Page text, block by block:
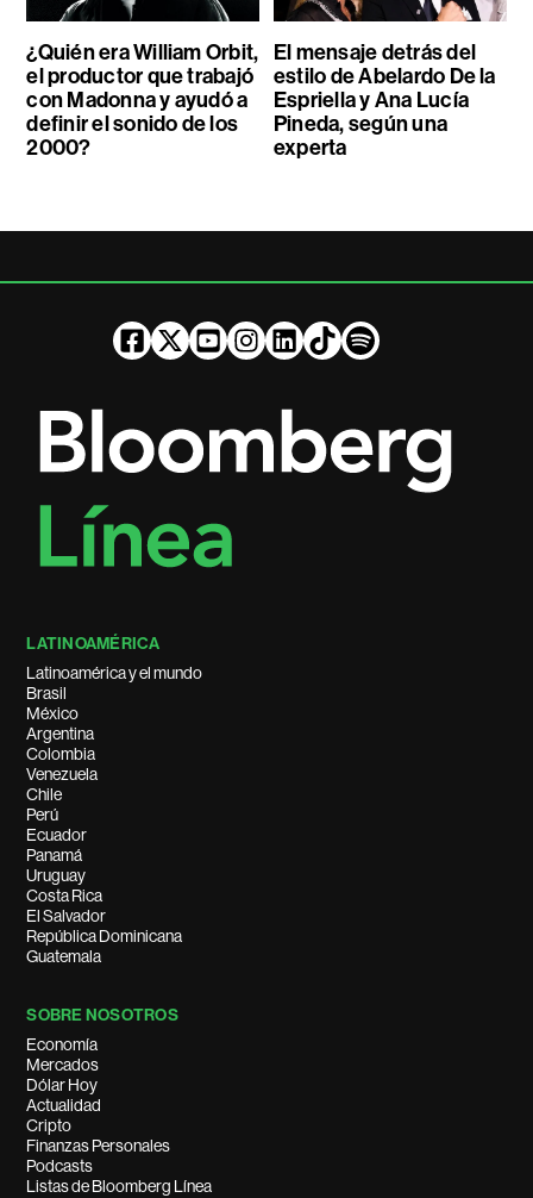
¿Quién era William Orbit,
el productor que trabajó
con Madonna y ayudó a
definir el sonido de los
2000?
El mensaje detrás del
estilo de Abelardo De la
Espriella y Ana Lucía
Pineda, según una
experta
LATINOAMÉRICA
Latinoamérica y el mundo
Brasil
México
Argentina
Colombia
Venezuela
Chile
Perú
Ecuador
Panamá
Uruguay
Costa Rica
El Salvador
República Dominicana
Guatemala
SOBRE NOSOTROS
Economía
Mercados
Dólar Hoy
Actualidad
Cripto
Finanzas Personales
Podcasts
Listas de Bloomberg Línea